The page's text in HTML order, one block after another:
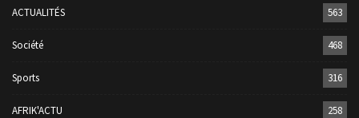
ACTUALITÉS 563
Société 468
Sports 316
AFRIK'ACTU 258